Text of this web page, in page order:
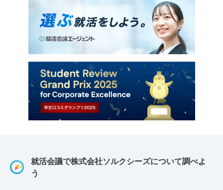
就活会議で株式会社ソルクシーズについて調べよ
う